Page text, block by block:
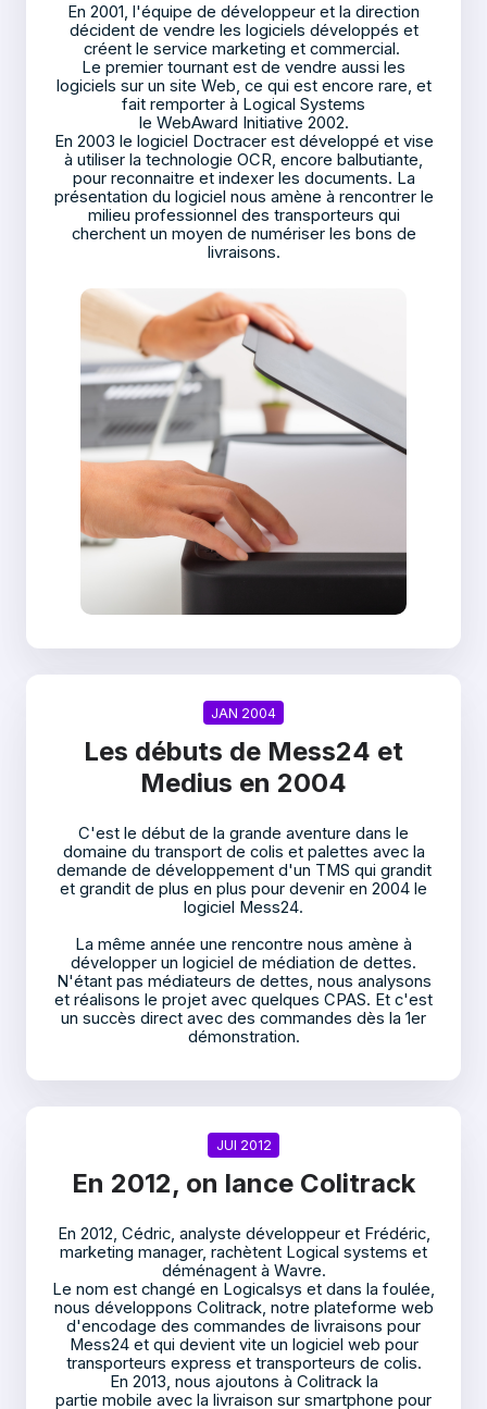
En 2001, l'équipe de développeur et la direction
décident de vendre les logiciels développés et
créent le service marketing et commercial.
Le premier tournant est de vendre aussi les
logiciels sur un site Web, ce qui est encore rare, et
fait remporter à Logical Systems
le WebAward Initiative 2002.
En 2003 le logiciel Doctracer est développé et vise
à utiliser la technologie OCR, encore balbutiante,
pour reconnaitre et indexer les documents. La
présentation du logiciel nous amène à rencontrer le
milieu professionnel des transporteurs qui
cherchent un moyen de numériser les bons de
livraisons.
JAN 2004
Les débuts de Mess24 et
Medius en 2004
C'est le début de la grande aventure dans le
domaine du transport de colis et palettes avec la
demande de développement d'un TMS qui grandit
et grandit de plus en plus pour devenir en 2004 le
logiciel Mess24.
La même année une rencontre nous amène à
développer un logiciel de médiation de dettes.
N'étant pas médiateurs de dettes, nous analysons
et réalisons le projet avec quelques CPAS. Et c'est
un succès direct avec des commandes dès la 1er
démonstration.
JUI 2012
En 2012, on lance Colitrack
En 2012, Cédric, analyste développeur et Frédéric,
marketing manager, rachètent Logical systems et
déménagent à Wavre.
Le nom est changé en Logicalsys et dans la foulée,
nous développons Colitrack, notre plateforme web
d'encodage des commandes de livraisons pour
Mess24 et qui devient vite un logiciel web pour
transporteurs express et transporteurs de colis.
En 2013, nous ajoutons à Colitrack la
partie mobile avec la livraison sur smartphone pour